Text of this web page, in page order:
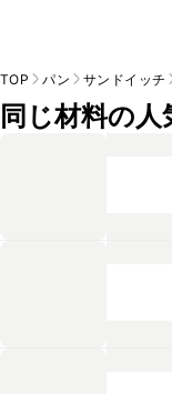
TOP パン サンドイッチ
同じ材料の